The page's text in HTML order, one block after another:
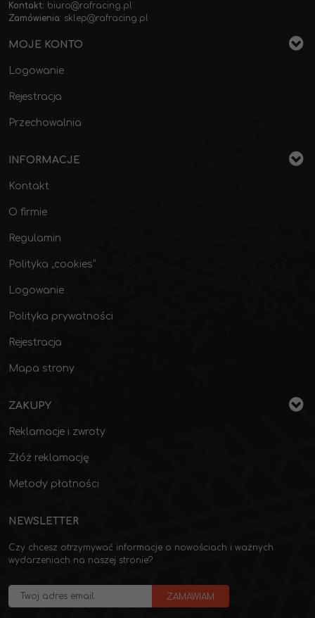
Kontakt: biuro@rafracing.pl
Zamówienia: sklep@rafracing.pl
MOJE KONTO
Logowanie
Rejestracja
Przechowalnia
INFORMACJE
Kontakt
O firmie
Regulamin
Polityka „cookies”
Logowanie
Polityka prywatności
Rejestracja
Mapa strony
ZAKUPY
Reklamacje i zwroty
Złóż reklamację
Metody płatności
NEWSLETTER
Czy chcesz otrzymywać informacje o nowościach i ważnych
wydarzeniach na naszej stronie?